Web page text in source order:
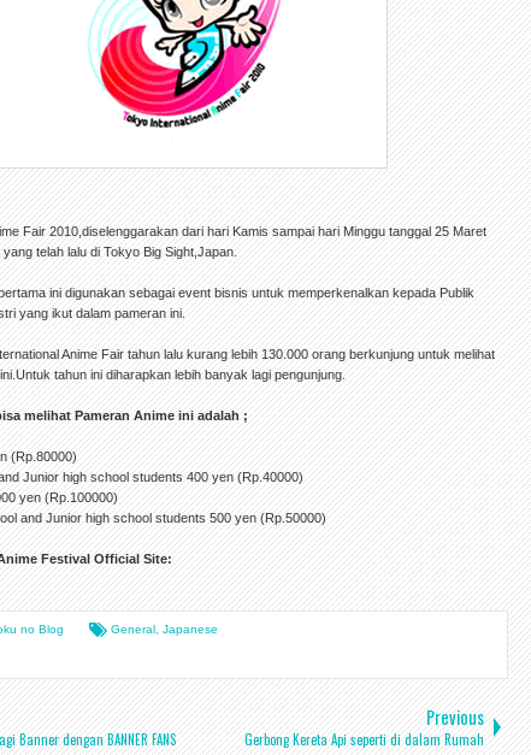
Fair 2010,diselenggarakan dari hari Kamis sampai hari Minggu tanggal 25 Maret
telah lalu di Tokyo Big Sight,Japan.
ini digunakan sebagai event bisnis untuk memperkenalkan kepada Publik
yang ikut dalam pameran ini.
Anime Fair tahun lalu kurang lebih 130.000 orang berkunjung untuk melihat
tahun ini diharapkan lebih banyak lagi pengunjung.
melihat Pameran Anime ini adalah ;
(Rp.80000)
Junior high school students 400 yen (Rp.40000)
yen (Rp.100000)
and Junior high school students 500 yen (Rp.50000)
Festival Official Site:
no Blog General Japanese
Banner dengan BANNER FANS
Previous
Gerbong Kereta Api seperti di dalam Rumah